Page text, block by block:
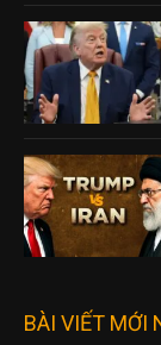
BÀI VIẾT MỚI